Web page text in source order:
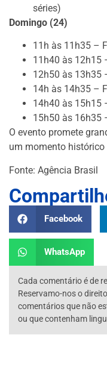
séries)
Domingo (24)
11h às 11h35 –
11h40 às 12h15
12h50 às 13h35
14h às 14h35 –
14h40 às 15h15
15h50 às 16h35
O evento promete
um momento
Fonte: Agência Brasil
Facebook
WhatsApp
Cada comentário é de
Reservamo-nos o
comentários que não
ou que contenham